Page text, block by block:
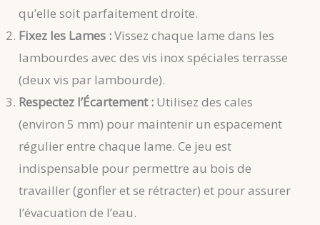
qu’elle soit parfaitement droite.
Fixez les Lames :Vissez chaque lame dans les
lambourdes avec des vis inox spéciales terrasse
(deux vis par lambourde).
Respectez l’Écartement : Utilisez des cales
(environ 5 mm) pour maintenir un espacement
régulier entre chaque lame. Ce jeu est
indispensable pour permettre au bois de
travailler (gonfler et se rétracter) et pour assurer
l’évacuation de l’eau.